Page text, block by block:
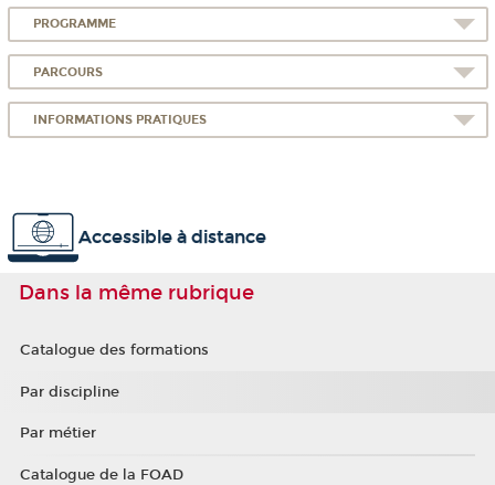
PROGRAMME
PARCOURS
INFORMATIONS PRATIQUES
Accessible à distance
Dans la même rubrique
Catalogue des formations
Par discipline
Par métier
Catalogue de la FOAD